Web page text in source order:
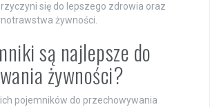
się do lepszego zdrowia oraz
żywności.
są najlepsze do
żywności?
pojemników do przechowywania